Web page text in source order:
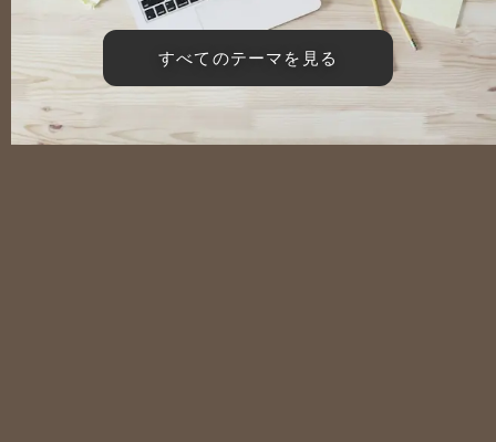
すべてのテーマを見る